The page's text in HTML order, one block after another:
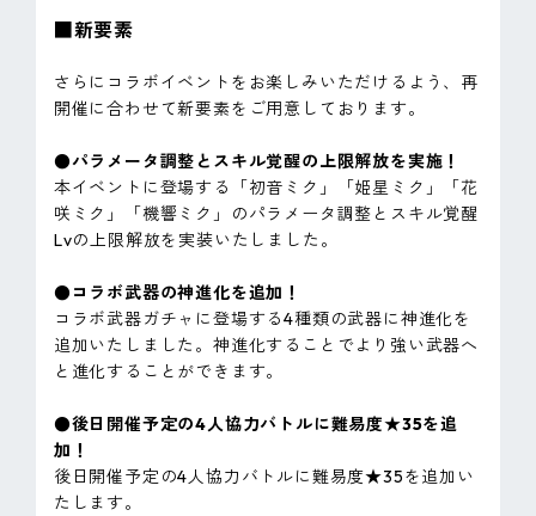
■新要素
さらにコラボイベントをお楽しみいただけるよう、再
開催に合わせて新要素をご用意しております。
●パラメータ調整とスキル覚醒の上限解放を実施！
本イベントに登場する「初音ミク」「姫星ミク」「花
咲ミク」「機響ミク」のパラメータ調整とスキル覚醒
Lvの上限解放を実装いたしました。
●コラボ武器の神進化を追加！
コラボ武器ガチャに登場する4種類の武器に神進化を
追加いたしました。神進化することでより強い武器へ
と進化することができます。
●後日開催予定の4人協力バトルに難易度★35を追
加！
後日開催予定の4人協力バトルに難易度★35を追加い
たします。